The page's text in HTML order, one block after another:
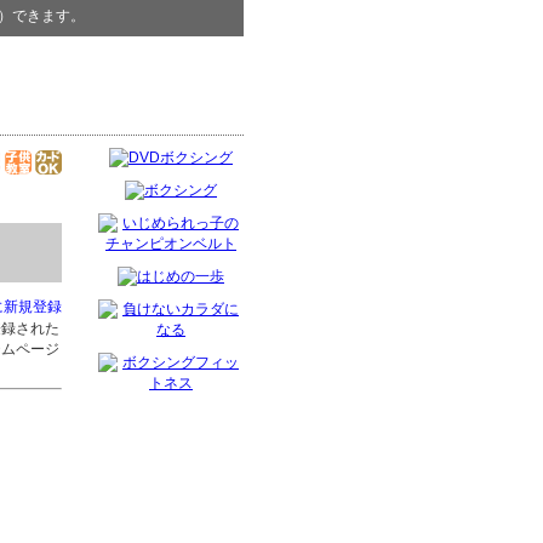
できます。
新規登録
録された
ページ